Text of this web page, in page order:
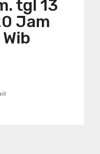
tgl 13
Jam